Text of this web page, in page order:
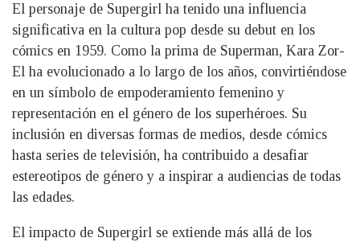
El personaje de Supergirl ha tenido una influencia
significativa en la cultura pop desde su debut en los
cómics en 1959. Como la prima de Superman, Kara Zor-
El ha evolucionado a lo largo de los años, convirtiéndose
en un símbolo de empoderamiento femenino y
representación en el género de los superhéroes. Su
inclusión en diversas formas de medios, desde cómics
hasta series de televisión, ha contribuido a desafiar
estereotipos de género y a inspirar a audiencias de todas
las edades.
El impacto de Supergirl se extiende más allá de los